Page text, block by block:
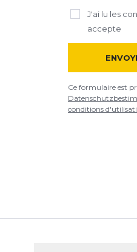
J'ai lu les
accepte
Ce formulaire est
conditions